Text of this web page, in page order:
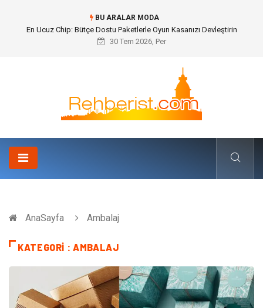
BU ARALAR MODA
Bohem Ev Dekoru Nedir?
30 Tem 2026, Per
AnaSayfa Ambalaj
KATEGORI : AMBALAJ